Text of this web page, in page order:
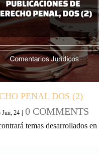
PENAL DOS (2)
Jun, 24 0 COMMENTS
temas desarrollados